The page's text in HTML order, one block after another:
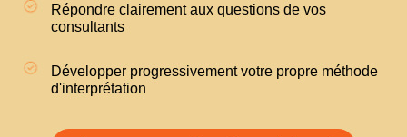
Répondre clairement aux questions de vos
consultants
Développer progressivement votre propre méthode
d'interprétation